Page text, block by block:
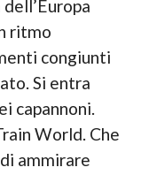
ritmo
congiunti
Si entra
capannoni.
World. Che
ammirare